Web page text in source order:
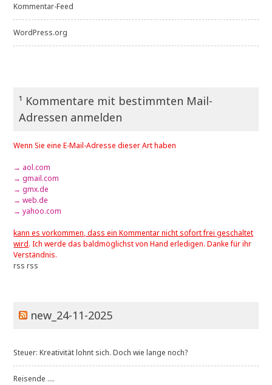
Kommentar-Feed
WordPress.org
¹ Kommentare mit bestimmten Mail-
Adressen anmelden
Wenn Sie eine E-Mail-Adresse dieser Art haben
→ aol.com
→ gmail.com
→ gmx.de
→ web.de
→ yahoo.com
kann es vorkommen, dass ein Kommentar nicht sofort frei geschaltet
wird. Ich werde das baldmöglichst von Hand erledigen. Danke für ihr
Verständnis.
rss rss
new_24-11-2025
Steuer: Kreativität lohnt sich. Doch wie lange noch?
Reisende ....